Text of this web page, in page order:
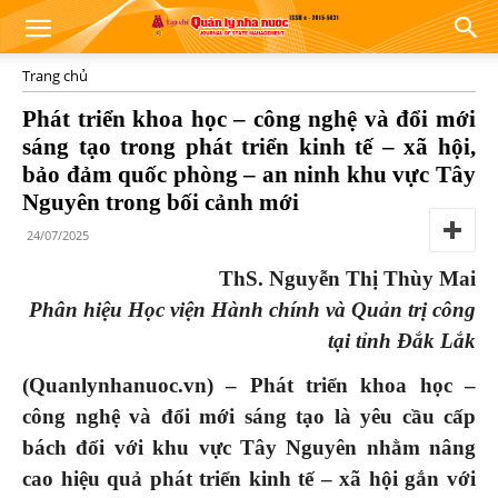
Trang chủ
Phát triển khoa học – công nghệ và đổi mới
sáng tạo trong phát triển kinh tế – xã hội,
bảo đảm quốc phòng – an ninh khu vực Tây
Nguyên trong bối cảnh mới
24/07/2025
ThS. Nguyễn Thị Thùy Mai
Phân hiệu Học viện Hành chính và Quản trị công
tại tỉnh Đắk Lắk
(Quanlynhanuoc.vn) – Phát triển khoa học –
công nghệ và đổi mới sáng tạo là yêu cầu cấp
bách đối với khu vực Tây Nguyên nhằm nâng
cao hiệu quả phát triển kinh tế – xã hội gắn với